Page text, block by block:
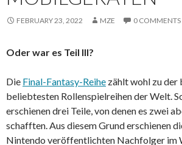
FEBRUARY 23, 2022 MZE 0 COMMENTS
Oder war es Teil III?
Die Final-Fantasy-Reihe zählt wohl zu der
beliebtesten Rollenspielreihen der Welt.
erschienen drei Teile, von denen es zwei
schafften. Aus diesem Grund erschienen
Nintendo veröffentlichten Nachfolger im